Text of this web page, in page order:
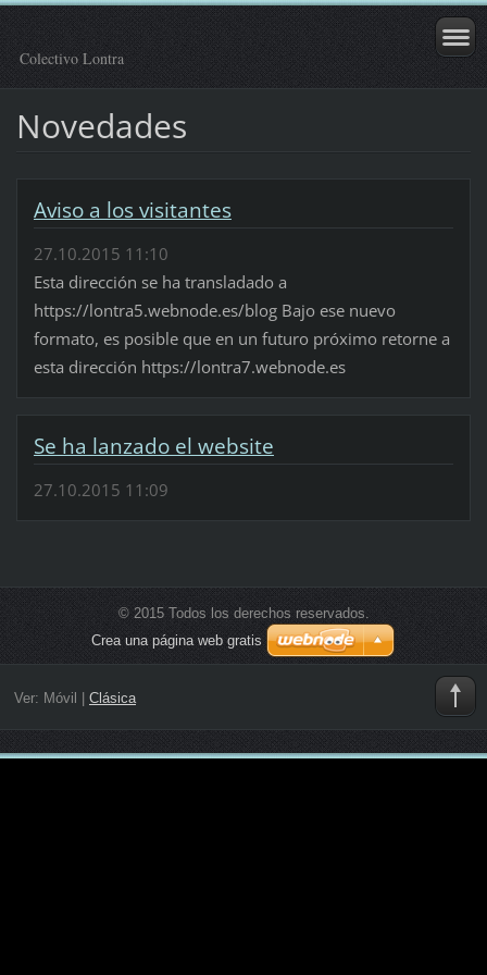
Colectivo Lontra
Novedades
Aviso a los visitantes
27.10.2015 11:10
Esta dirección se ha transladado a
https://lontra5.webnode.es/blog Bajo ese nuevo
formato, es posible que en un futuro próximo retorne a
esta dirección https://lontra7.webnode.es
Se ha lanzado el website
27.10.2015 11:09
© 2015 Todos los derechos reservados.
Crea una página web gratis
Ver: Móvil | Clásica